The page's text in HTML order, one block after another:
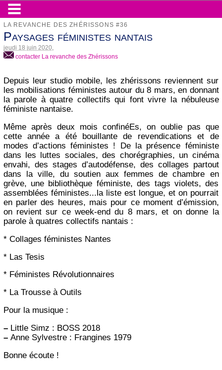
LA REVANCHE DES ZHÉRISSONS #36
Paysages féministes nantais
jeudi 18 juin 2020
contacter La revanche des Zhérissons
Depuis leur studio mobile, les zhérissons reviennent sur
les mobilisations féministes autour du 8 mars, en donnant
la parole à quatre collectifs qui font vivre la nébuleuse
féministe nantaise.
Même après deux mois confinéEs, on oublie pas que
cette année a été bouillante de revendications et de
modes d’actions féministes ! De la présence féministe
dans les luttes sociales, des chorégraphies, un cinéma
envahi, des stages d’autodéfense, des collages partout
dans la ville, du soutien aux femmes de chambre en
grève, une bibliothèque féministe, des tags violets, des
assemblées féministes...la liste est longue, et on pourrait
en parler des heures, mais pour ce moment d’émission,
on revient sur ce week-end du 8 mars, et on donne la
parole à quatres collectifs nantais :
* Collages féministes Nantes
* Las Tesis
* Féministes Révolutionnaires
* La Trousse à Outils
Pour la musique :
–Little Simz : BOSS 2018
–Anne Sylvestre : Frangines 1979
Bonne écoute !